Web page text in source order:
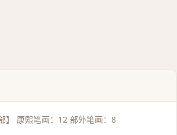
】 康熙笔画：12 部外笔画：8